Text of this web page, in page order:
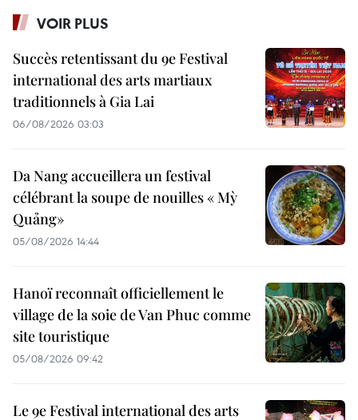
VOIR PLUS
Succès retentissant du 9e Festival
international des arts martiaux
traditionnels à Gia Lai
06/08/2026 03:03
Da Nang accueillera un festival
célébrant la soupe de nouilles « Mỳ
Quảng»
05/08/2026 14:44
Hanoï reconnaît officiellement le
village de la soie de Van Phuc comme
site touristique
05/08/2026 09:42
Le 9e Festival international des arts